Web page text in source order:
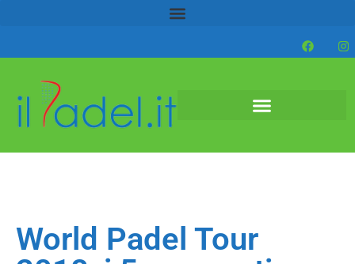
World Padel Tour